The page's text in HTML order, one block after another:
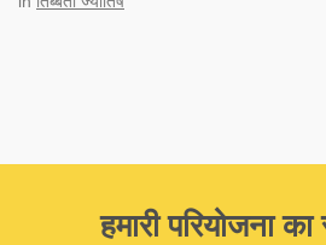
हमारी परियोजना